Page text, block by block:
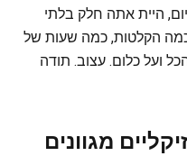
היית אתה חלק בלתי
הקלטות, כמה שעות של
ועל כלום. עצוב. תודה
מגוונים